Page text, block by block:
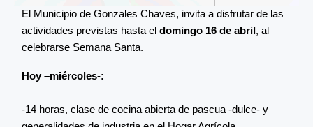
El Municipio de Gonzales Chaves, invita a disfrutar de las
actividades previstas hasta el domingo 16 de abril, al
celebrarse Semana Santa.
Hoy –miércoles-:
-14 horas, clase de cocina abierta de pascua -dulce- y